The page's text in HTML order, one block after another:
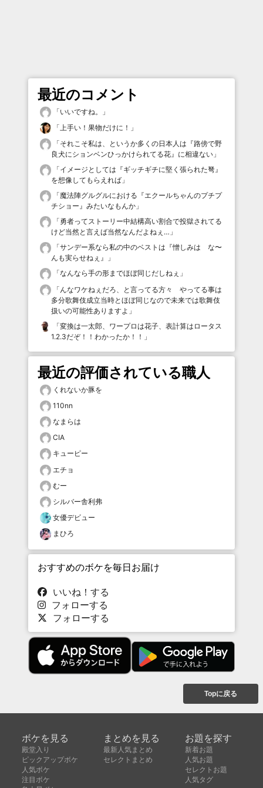
最近のコメント
「いいですね。
」
「上手い！果物だけに！ 」
「それこそ私は、というか多くの日本人は『路傍で野
良犬にションベンひっかけられてる花』に相違ない 」
「イメージとしては『ギッチギチに堅く張られた弩』
を想像してもらえれば 」
「魔法陣グルグルにおける『エクールちゃんのプチプ
チショー』みたいなもんか 」
「勇者ってストーリー中結構高い割合で投獄されてる
けど当然と言えば当然なんだよねぇ… 」
「サンデー系なら私の中のベストは『憎しみは な〜
んも実らせねぇ』
」
「なんなら手の形までほぼ同じだしねぇ 」
「 んなワケねぇだろ、と言ってる方々 やってる事は
多分歌舞伎成立当時とほぼ同じなので未来では歌舞伎
扱いの可能性ありますよ 」
「変換は一太郎、ワープロは花子、表計算はロータス
1.2.3だぞ！！わかったか！！ 」
最近の評価されている職人
くれないか豚を
110nn
なまらは
CIA
キューピー
エチョ
むー
シルバー舎利弗
女優デビュー
まひろ
おすすめのボケを毎日お届け
いいね！する
フォローする
フォローする
Topに戻る
ボケを見る
殿堂入り
ピックアップボケ
人気ボケ
注目ボケ
まとめを見る
最新人気まとめ
セレクトまとめ
お題を探す
新着お題
人気お題
セレクトお題
人気タグ